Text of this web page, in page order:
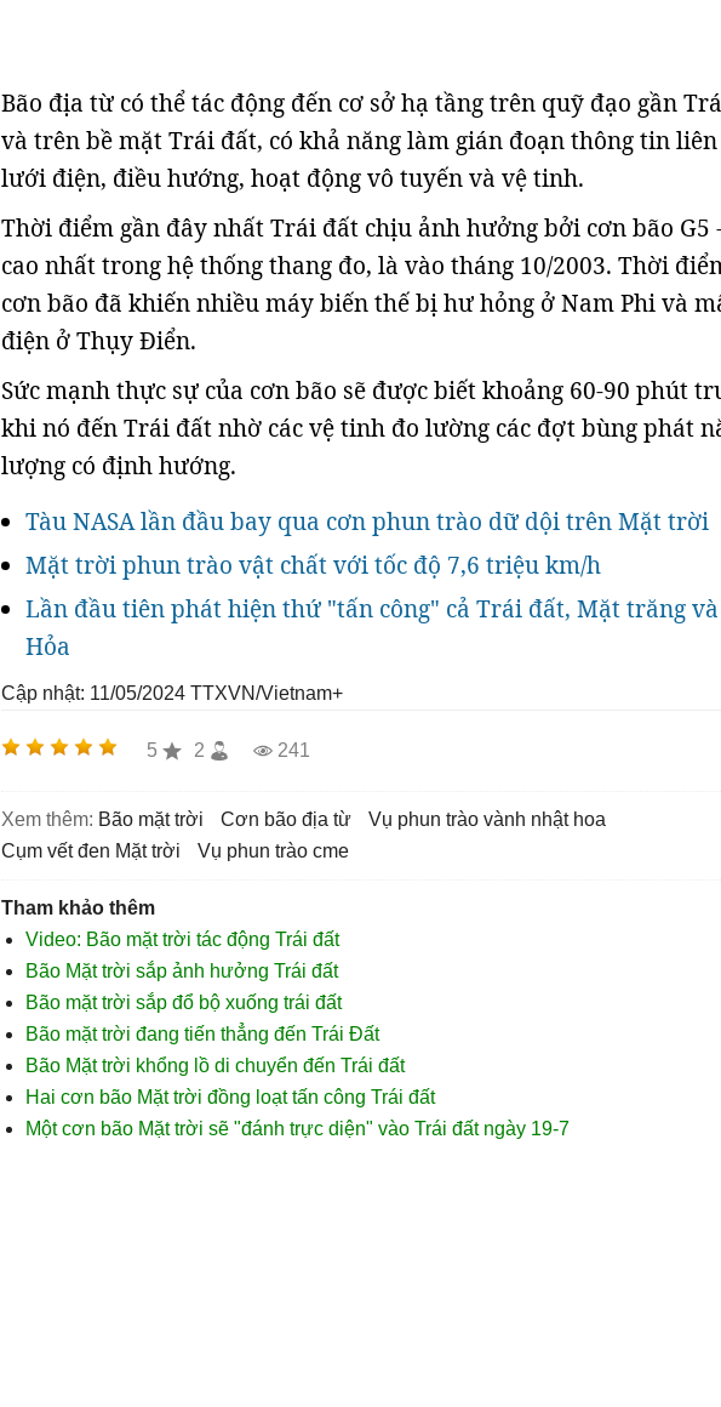
Bão địa từ có thể tác động đến cơ sở hạ tầng trên quỹ đạo gần
và trên bề mặt Trái đất, có khả năng làm gián đoạn thông tin liên
lưới điện, điều hướng, hoạt động vô tuyến và vệ tinh.
Thời điểm gần đây nhất Trái đất chịu ảnh hưởng bởi cơn bão G5
cao nhất trong hệ thống thang đo, là vào tháng 10/2003. Thời
cơn bão đã khiến nhiều máy biến thế bị hư hỏng ở Nam Phi và
điện ở Thụy Điển.
Sức mạnh thực sự của cơn bão sẽ được biết khoảng 60-90 phút
khi nó đến Trái đất nhờ các vệ tinh đo lường các đợt bùng phát
lượng có định hướng.
Tàu NASA lần đầu bay qua cơn phun trào dữ dội trên Mặt trời
Mặt trời phun trào vật chất với tốc độ 7,6 triệu km/h
Lần đầu tiên phát hiện thứ "tấn công" cả Trái đất, Mặt trăng và
Hỏa
Cập nhật: 11/05/2024 TTXVN/Vietnam+
5 2 241
Xem thêm: bão mặt trời cơn bão địa từ
vụ phun trào vành nhật hoa
cụm vết đen Mặt trời
vụ phun trào cme
Tham khảo thêm
Video: Bão mặt trời tác động Trái đất
Bão Mặt trời sắp ảnh hưởng Trái đất
Bão mặt trời sắp đổ bộ xuống trái đất
Bão mặt trời đang tiến thẳng đến Trái Đất
Bão Mặt trời khổng lồ di chuyển đến Trái đất
Hai cơn bão Mặt trời đồng loạt tấn công Trái đất
Một cơn bão Mặt trời sẽ "đánh trực diện" vào Trái đất ngày 19-7